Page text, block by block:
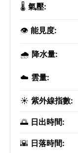
🌡️ 氣壓:
👁️ 能見度:
🌧️ 降水量:
☁️ 雲量:
☀️ 紫外線指數:
🌅 日出時間:
🌇 日落時間: